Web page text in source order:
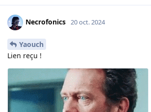
Necrofonics 20 oct. 2024
Yaouch
Lien reçu !